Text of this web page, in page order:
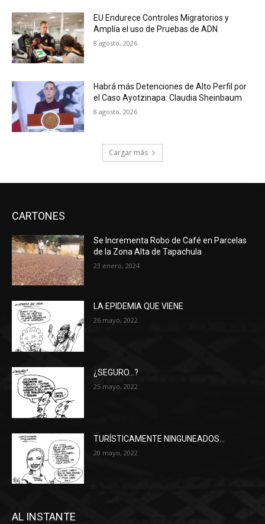
EU Endurece Controles Migratorios y
Amplía el uso de Pruebas de ADN
8 agosto, 2026
Habrá más Detenciones de Alto Perfil por
el Caso Ayotzinapa: Claudia Sheinbaum
8 agosto, 2026
Cargar más
CARTONES
Se Incrementa Robo de Café en Parcelas
de la Zona Alta de Tapachula
23 enero, 2024
LA EPIDEMIA QUE VIENE
26 mayo, 2022
¿SEGURO…?
25 mayo, 2022
TURÍSTICAMENTE NINGUNEADOS…
20 mayo, 2022
AL INSTANTE